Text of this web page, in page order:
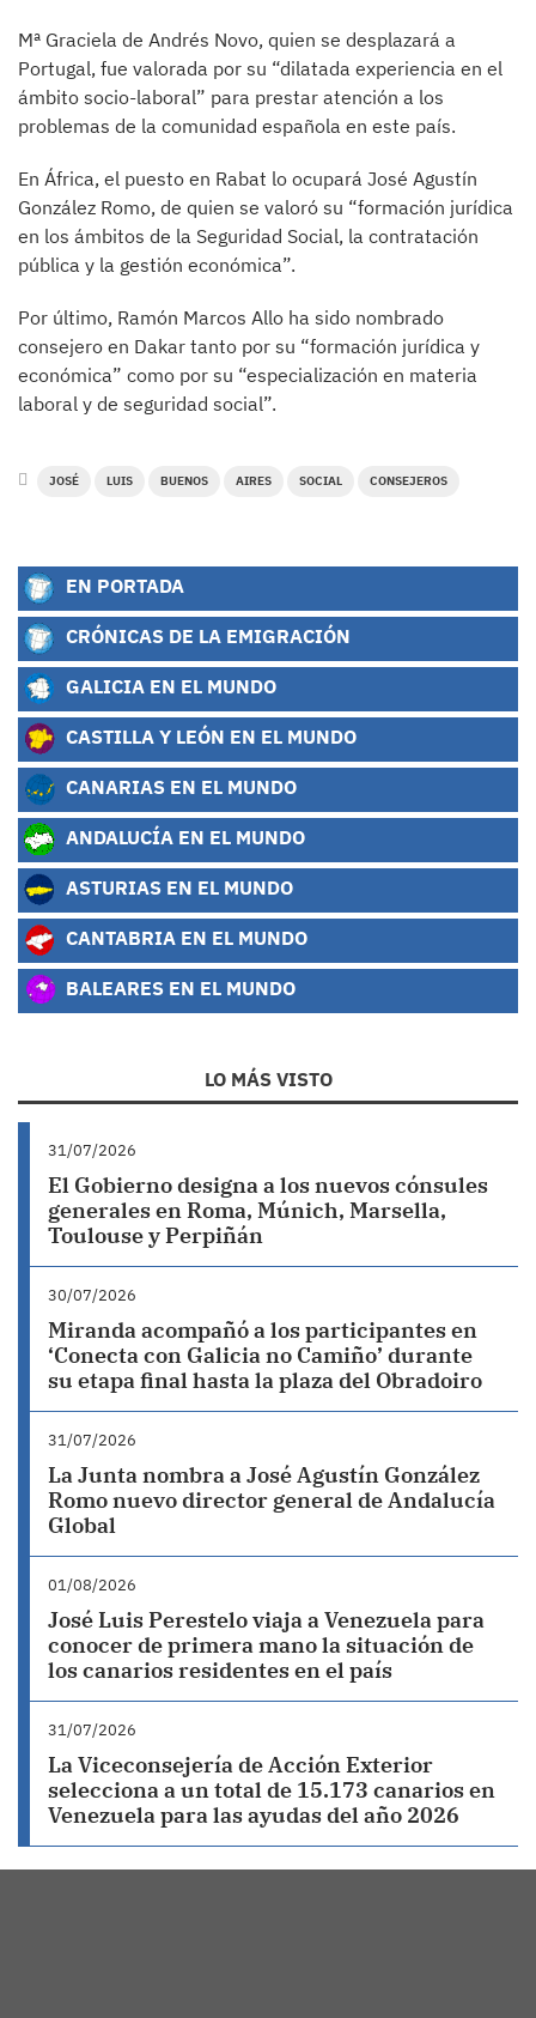
Mª Graciela de Andrés Novo, quien se desplazará a
Portugal, fue valorada por su “dilatada experiencia en el
ámbito socio-laboral” para prestar atención a los
problemas de la comunidad española en este país.
En África, el puesto en Rabat lo ocupará José Agustín
González Romo, de quien se valoró su “formación jurídica
en los ámbitos de la Seguridad Social, la contratación
pública y la gestión económica”.
Por último, Ramón Marcos Allo ha sido nombrado
consejero en Dakar tanto por su “formación jurídica y
económica” como por su “especialización en materia
laboral y de seguridad social”.
JOSÉ LUIS BUENOS AIRES SOCIAL CONSEJEROS
EN PORTADA
CRÓNICAS DE LA EMIGRACIÓN
GALICIA EN EL MUNDO
CASTILLA Y LEÓN EN EL MUNDO
CANARIAS EN EL MUNDO
ANDALUCÍA EN EL MUNDO
ASTURIAS EN EL MUNDO
CANTABRIA EN EL MUNDO
BALEARES EN EL MUNDO
LO MÁS VISTO
31/07/2026
El Gobierno designa a los nuevos cónsules
generales en Roma, Múnich, Marsella,
Toulouse y Perpiñán
30/07/2026
Miranda acompañó a los participantes en
‘Conecta con Galicia no Camiño’ durante
su etapa final hasta la plaza del Obradoiro
31/07/2026
La Junta nombra a José Agustín González
Romo nuevo director general de Andalucía
Global
01/08/2026
José Luis Perestelo viaja a Venezuela para
conocer de primera mano la situación de
los canarios residentes en el país
31/07/2026
La Viceconsejería de Acción Exterior
selecciona a un total de 15.173 canarios en
Venezuela para las ayudas del año 2026